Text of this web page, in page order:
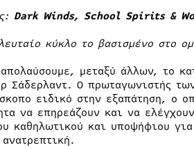
: Dark Winds, School Spirits &
κύκλο το βασισμένο στο
μεταξύ άλλων, το
Σάδερλαντ. Ο πρωταγωνιστής
ειδικό στην εξαπάτηση, ο
να επηρεάζουν και να
καθηλωτικού και υποψήφιου
ανατρεπτική.